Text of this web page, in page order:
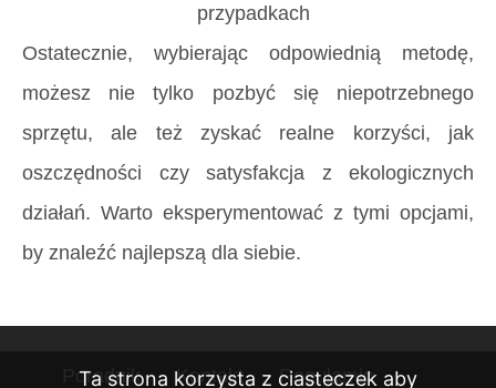
przypadkach
Ostatecznie, wybierając odpowiednią metodę,
możesz nie tylko pozbyć się niepotrzebnego
sprzętu, ale też zyskać realne korzyści, jak
oszczędności czy satysfakcja z ekologicznych
działań. Warto eksperymentować z tymi opcjami,
by znaleźć najlepszą dla siebie.
Poradnik Kontakt
Regulamin
Ta strona korzysta z ciasteczek aby